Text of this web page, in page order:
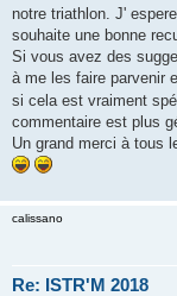
g
n
o
l
u
notre triathlon. J'
souhaite une bonne
Si vous avez des
à me les faire parvenir
si cela est vraiment
commentaire est plus
Un grand merci à tous
calissano
Re: ISTR'M 2018